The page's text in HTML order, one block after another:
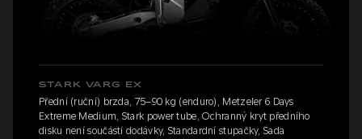
STARK VARG EX
Přední (ruční) brzda, 75–90 kg (enduro), Metzeler 6 Days
Extreme Medium, Stark power tube, Ochranný kryt předního
disku není součástí dodávky, Standardní stupačky, Sada